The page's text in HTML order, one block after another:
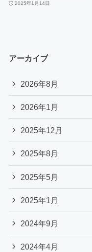
2025年1月14日
アーカイブ
2026年8月
2026年1月
2025年12月
2025年8月
2025年5月
2025年1月
2024年9月
2024年4月